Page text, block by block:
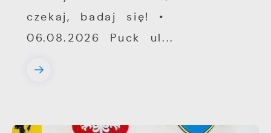
czekaj, badaj się! •
06.08.2026 Puck ul...